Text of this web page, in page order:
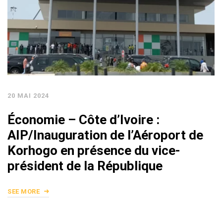
20 MAI 2024
Économie – Côte d’Ivoire :
AIP/Inauguration de l’Aéroport de
Korhogo en présence du vice-
président de la République
SEE MORE